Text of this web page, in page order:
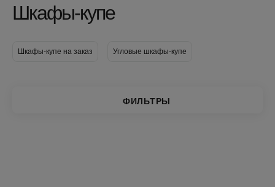
Шкафы-купе
Шкафы-купе на заказ Угловые шкафы-купе
ФИЛЬТРЫ